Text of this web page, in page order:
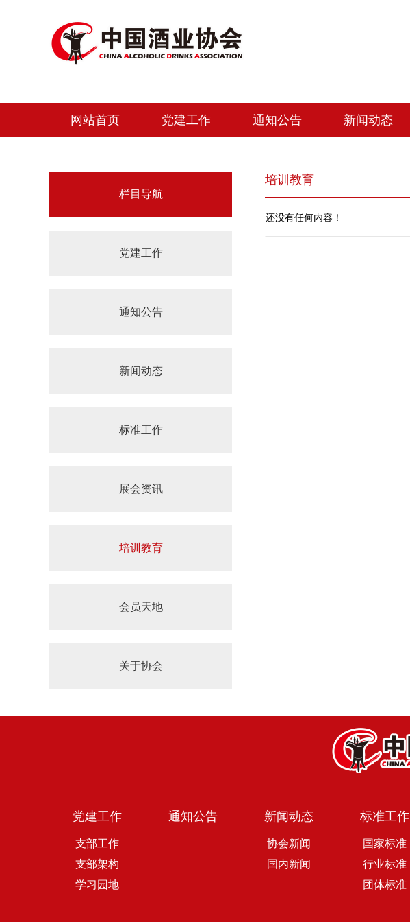
网站首页 党建工作 通知公告 新闻动态
栏目导航
党建工作
通知公告
新闻动态
标准工作
展会资讯
培训教育
会员天地
关于协会
培训教育
还没有任何内容！
党建工作
支部工作
支部架构
学习园地
通知公告 新闻动态
协会新闻
国内新闻
标准工作
国家标准
行业标准
团体标准